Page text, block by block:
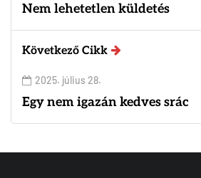
Nem lehetetlen küldetés
Következő Cikk
2025. július 28.
Egy nem igazán kedves srác